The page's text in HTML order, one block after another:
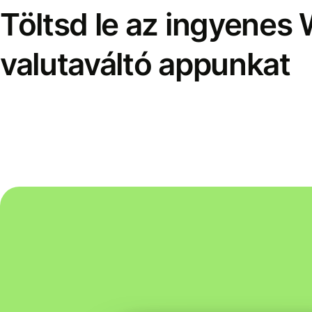
Töltsd le az ingyenes
valutaváltó appunkat